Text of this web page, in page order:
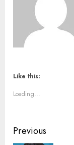
Like this:
Loading...
Previous